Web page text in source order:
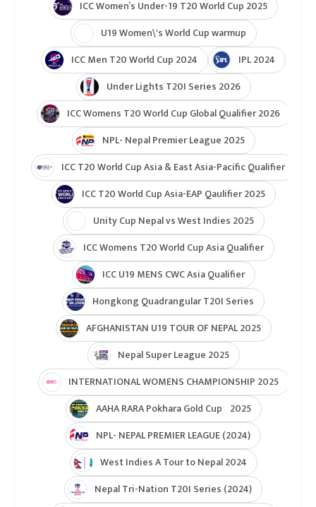
ICC Women’s Under-19 T20 World Cup 2025
U19 Women\'s World Cup warmup
ICC Men T20 World Cup 2024
IPL 2024
Under Lights T20I Series 2026
ICC Womens T20 World Cup Global Qualifier 2026
NPL- Nepal Premier League 2025
ICC T20 World Cup Asia & East Asia-Pacific Qualifier
ICC T20 World Cup Asia-EAP Qaulifier 2025
Unity Cup Nepal vs West Indies 2025
ICC Womens T20 World Cup Asia Qualifier
ICC U19 MENS CWC Asia Qualifier
Hongkong Quadrangular T20I Series
AFGHANISTAN U19 TOUR OF NEPAL 2025
Nepal Super League 2025
INTERNATIONAL WOMENS CHAMPIONSHIP 2025
AAHA RARA Pokhara Gold Cup 2025
NPL- NEPAL PREMIER LEAGUE (2024)
West Indies A Tour to Nepal 2024
Nepal Tri-Nation T20I Series (2024)